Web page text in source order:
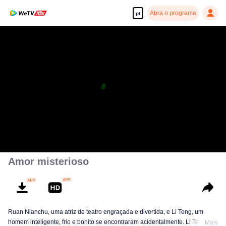
pt Abra o programa
Amor misterioso
Ruan Nianchu, uma atriz de teatro engraçada e divertida, e Li Teng, um
homem inteligente, frio e bonito se encontraram acidentalmente. Li TengMais